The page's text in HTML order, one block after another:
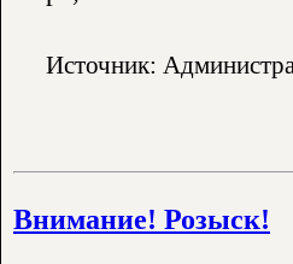
Источник:
Внимание! Розыск!